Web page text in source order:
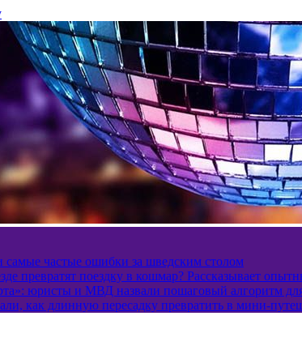
самые частые ошибки за шведским столом
превратят поездку в кошмар? Рассказывает
юристы и МВД назвали пошаговый алгоритм
как длинную пересадку превратить в мини-